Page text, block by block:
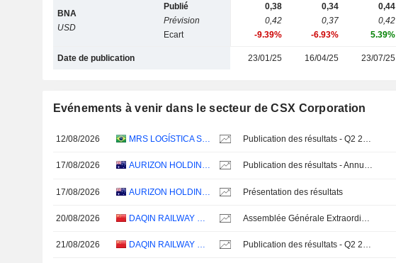
BNA
USD
Publié
Prévision
Ecart
0,38
0,42
-9.39%
0,34
0,37
-6.93%
0,44
0,42
5.39%
Date de publication 23/01/25 16/04/25 23/07/25
Evénements à venir dans le secteur de CSX Corporation
12/08/2026 MRS LOGÍSTICA S.A. Publication des résultats - Q2 2026
17/08/2026 AURIZON HOLDINGS LIMITED Publication des résultats - Annuel 2026
17/08/2026 AURIZON HOLDINGS LIMITED Présentation des résultats
20/08/2026 DAQIN RAILWAY CO., LTD. Assemblée Générale Extraordinaire
21/08/2026 DAQIN RAILWAY CO., LTD. Publication des résultats - Q2 2026